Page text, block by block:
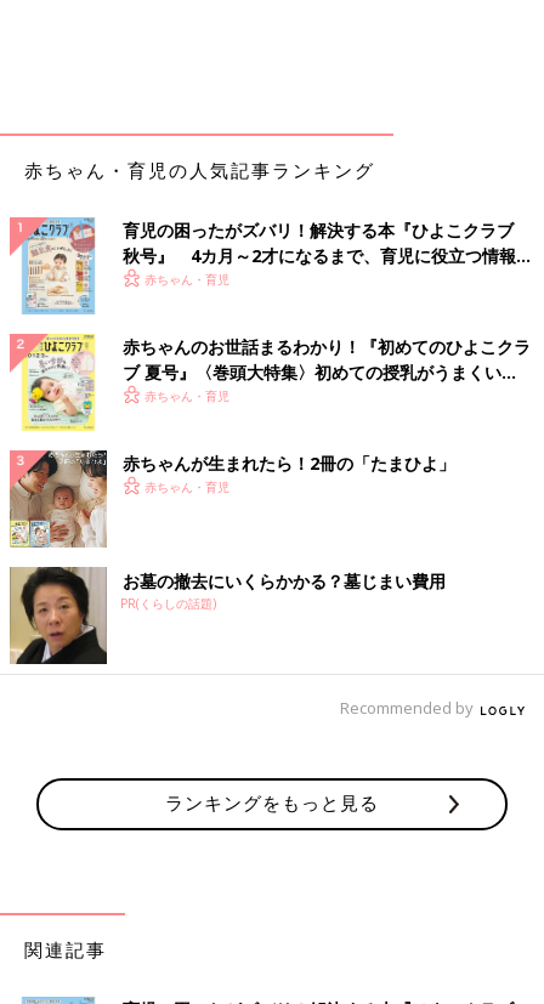
赤ちゃん・育児の人気記事ランキング
育児の困ったがズバリ！解決する本『ひよこクラブ
秋号』 4カ月～2才になるまで、育児に役立つ情報が
いっぱい！
赤ちゃん・育児
赤ちゃんのお世話まるわかり！『初めてのひよこクラ
ブ 夏号』〈巻頭大特集〉初めての授乳がうまくい
く！ おっぱい・ミルクの基本と夏のトラブル 解決テ
赤ちゃん・育児
赤ちゃんが生まれたら！2冊の「たまひよ」
赤ちゃん・育児
お墓の撤去にいくらかかる？墓じまい費用
PR(くらしの話題)
Recommended by
ランキングをもっと見る
関連記事